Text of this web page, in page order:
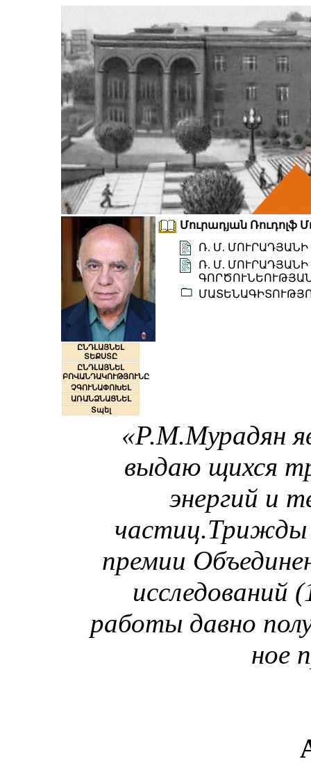
ԸՆԴԼԱՅՆԵԼ
ՏԵՔՍՏԸ
ԸՆԴԼԱՅՆԵԼ
ԲՈՎԱՆԴԱԿՈՒԹՅՈՒՆԸ
ՉԳՈՒՆԱՓՈԽԵԼ
ԱՌԱՆՁՆԱՑՆԵԼ
Տպել
Մուրադյան Ռուդոլֆ
Ռ. Մ.
Ռ. Մ.
«Р.М.Мурадян
выдаю щихся
энергий и
частиц.Трижды
премии
исследований
работы давно
ное